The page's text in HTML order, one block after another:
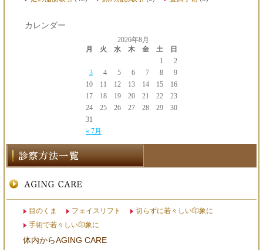
カレンダー
2026年8月
月
火 水 木 金 土 日
« 7月
1
2
3
4 5 6 7 8
9
10
11 12 13 14 15
16
17
18 19 20 21 22
23
24
25 26 27 28 29
30
31
目のくま フェイスリフト
切らずに若々しい印象に
手術で若々しい印象に
体内からAGING CARE